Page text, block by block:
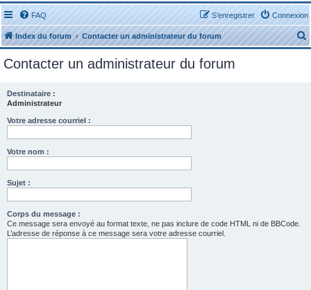
FAQ Connexion
S’enregistrer
Index du forum Contacter un administrateur du forum
e
Contacter un administrateur du forum
Destinataire :
Administrateur
Votre adresse courriel :
Votre nom :
Sujet :
Corps du message :
Ce message sera envoyé au format texte, ne pas inclure de code HTML ni de BBCode.
L’adresse de réponse à ce message sera votre adresse courriel.